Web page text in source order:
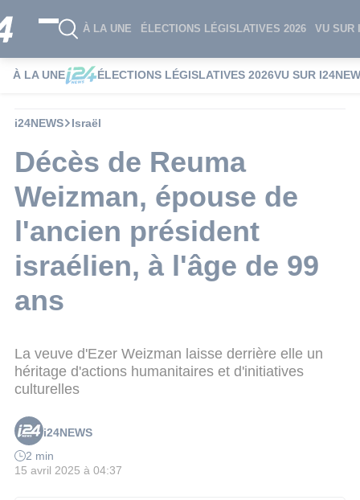
À LA UNE ÉLECTIONS LÉGISLATIVES 2026 VU SUR
À LA UNE ÉLECTIONS LÉGISLATIVES 2026VU SUR
i24NEWS Israël
Décès de Reuma
Weizman, épouse de
l'ancien président
israélien, à l'âge de 99
ans
La veuve d'Ezer Weizman laisse derrière elle un
héritage d'actions humanitaires et d'initiatives
culturelles
i24NEWS
2 min
15 avril 2025 à 04:37